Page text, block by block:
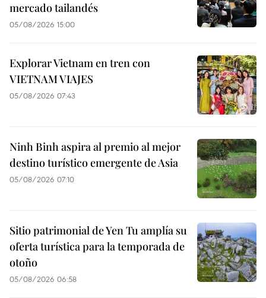
mercado tailandés
05/08/2026 15:00
Explorar Vietnam en tren con
VIETNAM VIAJES
05/08/2026 07:43
Ninh Binh aspira al premio al mejor
destino turístico emergente de Asia
05/08/2026 07:10
Sitio patrimonial de Yen Tu amplía su
oferta turística para la temporada de
otoño
05/08/2026 06:58